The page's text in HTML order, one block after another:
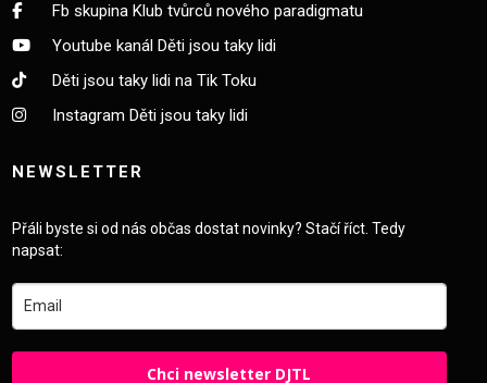
Fb skupina Klub tvůrců nového paradigmatu
Youtube kanál Děti jsou taky lidi
Děti jsou taky lidi na Tik Toku
Instagram Děti jsou taky lidi
NEWSLETTER
Přáli byste si od nás občas dostat novinky? Stačí říct. Tedy
napsat:
Chci newsletter DJTL